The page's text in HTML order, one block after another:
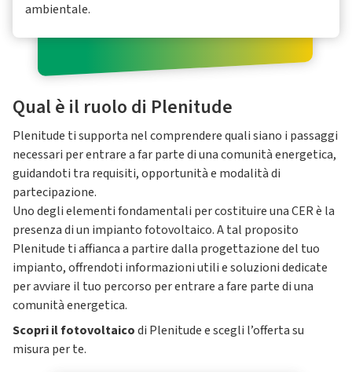
ambientale.
Qual è il ruolo di Plenitude
Plenitude ti supporta nel comprendere quali siano i passaggi
necessari per entrare a far parte di una comunità energetica,
guidandoti tra requisiti, opportunità e modalità di
partecipazione.
Uno degli elementi fondamentali per costituire una CER è la
presenza di un impianto fotovoltaico. A tal proposito
Plenitude ti affianca a partire dalla progettazione del tuo
impianto, offrendoti informazioni utili e soluzioni dedicate
per avviare il tuo percorso per entrare a fare parte di una
comunità energetica.
Scopri il fotovoltaicodi Plenitude e scegli l’offerta su
misura per te.